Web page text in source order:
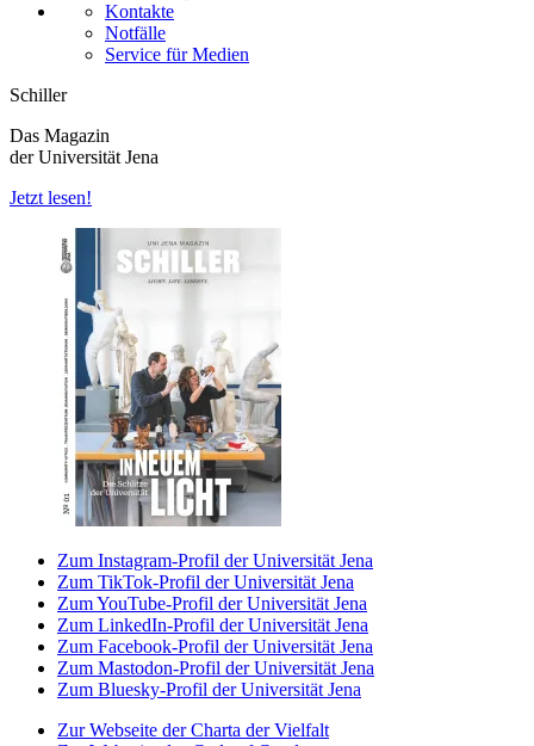
Kontakte
Notfälle
Service für Medien
Schiller
Das Magazin
der Universität Jena
Jetzt lesen!
Zum Instagram-Profil der Universität Jena
Zum TikTok-Profil der Universität Jena
Zum YouTube-Profil der Universität Jena
Zum LinkedIn-Profil der Universität Jena
Zum Facebook-Profil der Universität Jena
Zum Mastodon-Profil der Universität Jena
Zum Bluesky-Profil der Universität Jena
Zur Webseite der Charta der Vielfalt